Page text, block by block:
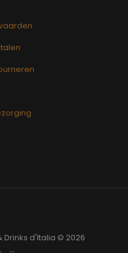
Drinks d'Italia © 2026